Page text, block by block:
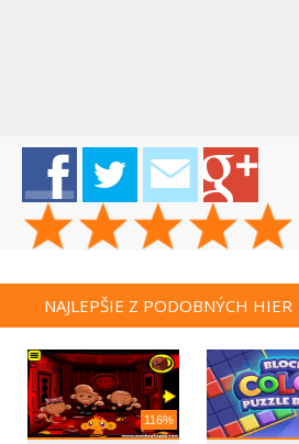
NAJLEPŠIE Z PODOBNÝCH HIER
116%